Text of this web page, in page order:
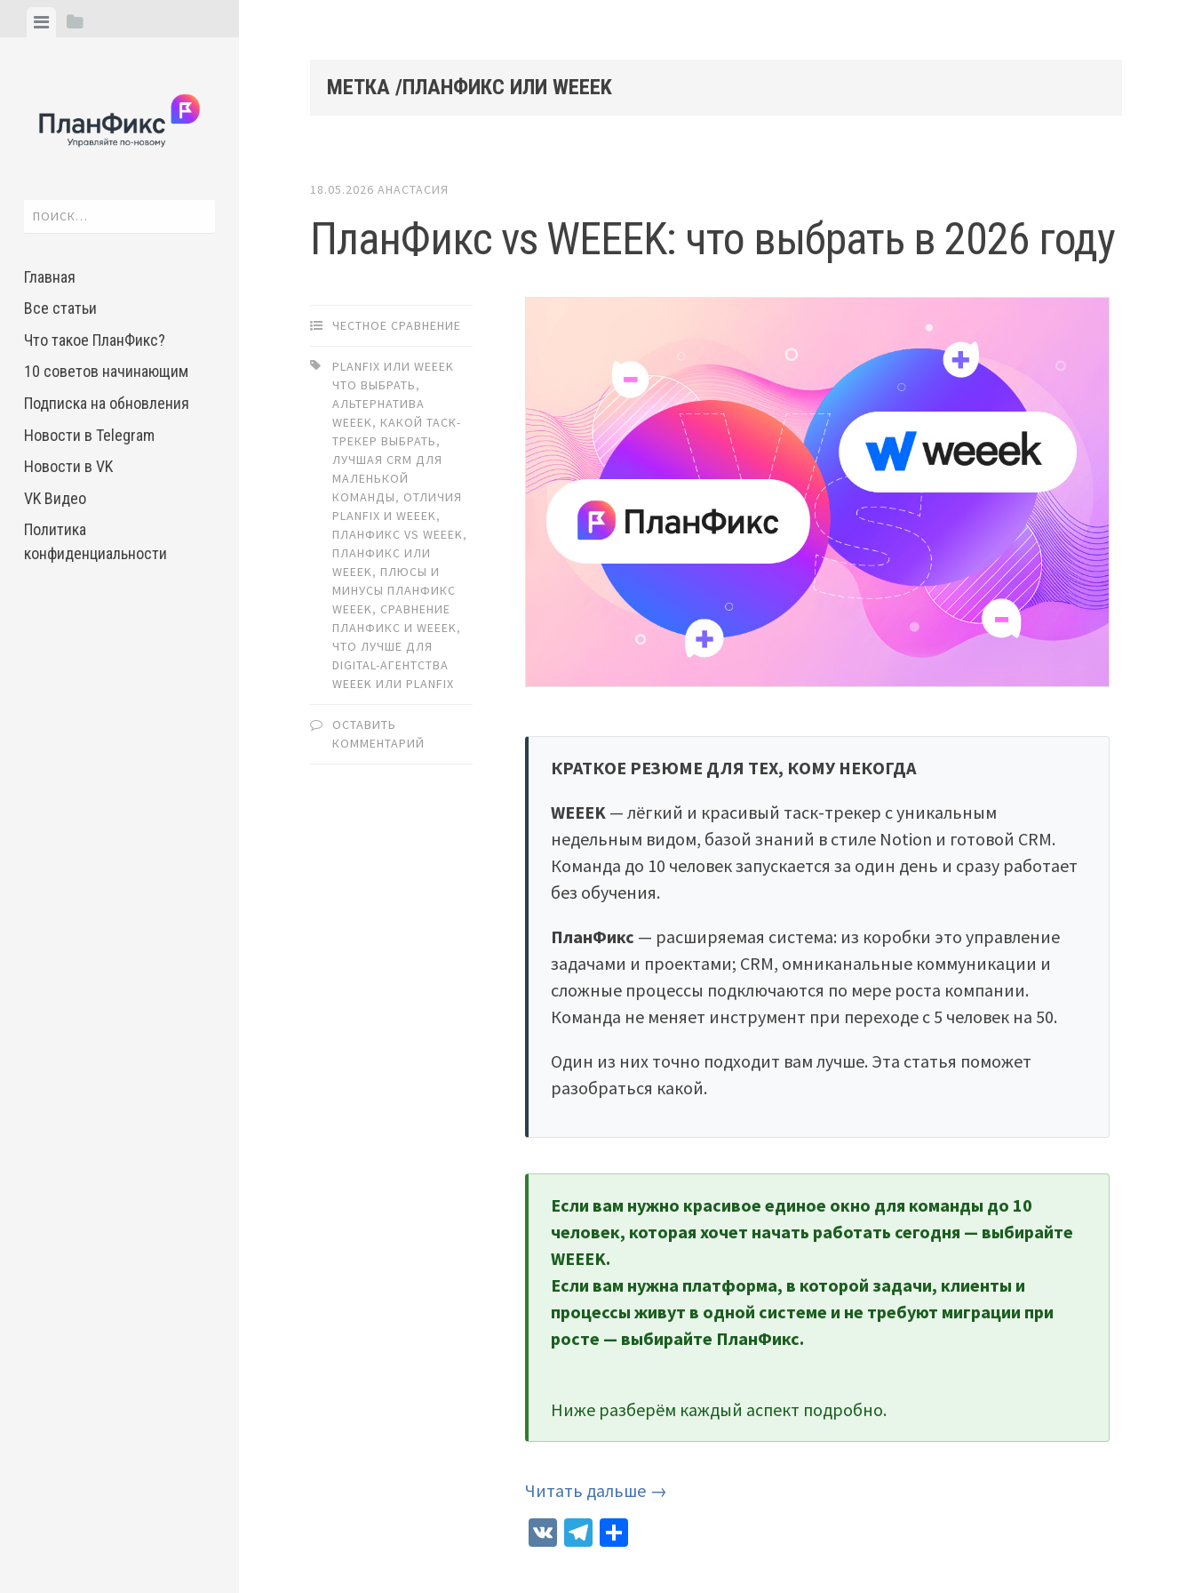
ViewView
Найти:
Главная
Все статьи
Что такое ПланФикс?
10 советов начинающим
Подписка на обновления
Новости в Telegram
Новости в VK
VK Видео
Политика
конфиденциальности
МЕТКА /ПЛАНФИКС ИЛИ WEEEK
18.05.2026 АНАСТАСИЯ
ПланФикс vs WEEEK: что выбрать в 2026 году
ЧЕСТНОЕ СРАВНЕНИЕ
PLANFIX ИЛИ WEEEK
ЧТО ВЫБРАТЬ,
АЛЬТЕРНАТИВА
WEEEK, КАКОЙ ТАСК-
ТРЕКЕР ВЫБРАТЬ,
ЛУЧШАЯ CRM ДЛЯ
МАЛЕНЬКОЙ
КОМАНДЫ, ОТЛИЧИЯ
PLANFIX И WEEEK,
ПЛАНФИКС VS WEEEK,
ПЛАНФИКС ИЛИ
WEEEK, ПЛЮСЫ И
МИНУСЫ ПЛАНФИКС
WEEEK, СРАВНЕНИЕ
ПЛАНФИКС И WEEEK,
ЧТО ЛУЧШЕ ДЛЯ
DIGITAL-АГЕНТСТВА
WEEEK ИЛИ PLANFIX
ОСТАВИТЬ
КОММЕНТАРИЙ
КРАТКОЕ РЕЗЮМЕ ДЛЯ ТЕХ, КОМУ НЕКОГДА
WEEEK — лёгкий и красивый таск-трекер с уникальным
недельным видом, базой знаний в стиле Notion и готовой CRM.
Команда до 10 человек запускается за один день и сразу работает
без обучения.
ПланФикс — расширяемая система: из коробки это управление
задачами и проектами; CRM, омниканальные коммуникации и
сложные процессы подключаются по мере роста компании.
Команда не меняет инструмент при переходе с 5 человек на 50.
Один из них точно подходит вам лучше. Эта статья поможет
разобраться какой.
Если вам нужно красивое единое окно для команды до 10
человек, которая хочет начать работать сегодня — выбирайте
WEEEK.
Если вам нужна платформа, в которой задачи, клиенты и
процессы живут в одной системе и не требуют миграции при
росте — выбирайте ПланФикс.
Ниже разберём каждый аспект подробно.
Читать дальше →
VK Telegram